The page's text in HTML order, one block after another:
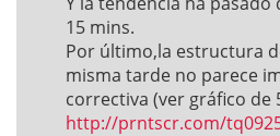
15 mins.
Por último,la estructura
misma tarde no parece
correctiva (ver gráfico de
http://prntscr.com/